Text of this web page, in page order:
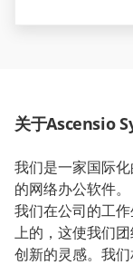
关于Ascensio
我们是一家国际
的网络办公软件。
我们在公司的工
上的，这使我们
创新的灵感。我